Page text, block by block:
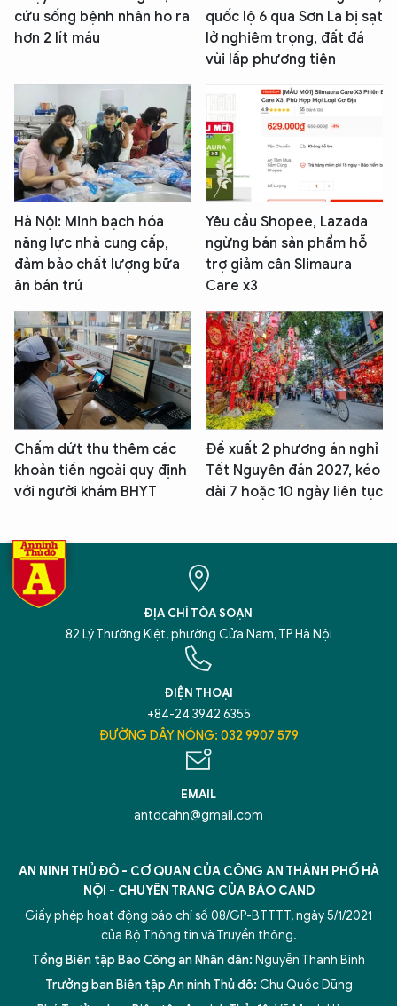
cứu sống bệnh nhân ho ra
hơn 2 lít máu
quốc lộ 6 qua Sơn La bị sạt
lở nghiêm trọng, đất đá
vùi lấp phương tiện
Hà Nội: Minh bạch hóa
năng lực nhà cung cấp,
đảm bảo chất lượng bữa
ăn bán trú
Yêu cầu Shopee, Lazada
ngừng bán sản phẩm hỗ
trợ giảm cân Slimaura
Care x3
Chấm dứt thu thêm các
khoản tiền ngoài quy định
với người khám BHYT
Đề xuất 2 phương án nghỉ
Tết Nguyên đán 2027, kéo
dài 7 hoặc 10 ngày liên tục
ĐỊA CHỈ TÒA SOẠN
82 Lý Thường Kiệt, phường Cửa Nam, TP Hà Nội
ĐIỆN THOẠI
+84-24 3942 6355
ĐƯỜNG DÂY NÓNG: 032 9907 579
EMAIL
antdcahn@gmail.com
AN NINH THỦ ĐÔ - CƠ QUAN CỦA CÔNG AN THÀNH PHỐ HÀ
NỘI - CHUYÊN TRANG CỦA BÁO CAND
Giấy phép hoạt động báo chí số 08/GP-BTTTT, ngày 5/1/2021
của Bộ Thông tin và Truyền thông.
Tổng Biên tập Báo Công an Nhân dân: Nguyễn Thanh Bình
Trưởng ban Biên tập An ninh Thủ đô: Chu Quốc Dũng